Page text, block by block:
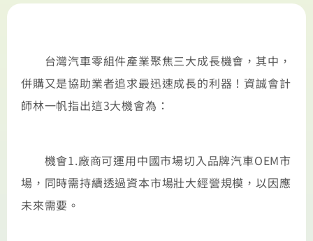
台灣汽車零組件產業聚焦三大成長機會，其中，
併購又是協助業者追求最迅速成長的利器！資誠會計
師林一帆指出這3大機會為：
機會1.廠商可運用中國市場切入品牌汽車OEM市
場，同時需持續透過資本市場壯大經營規模，以因應
未來需要。